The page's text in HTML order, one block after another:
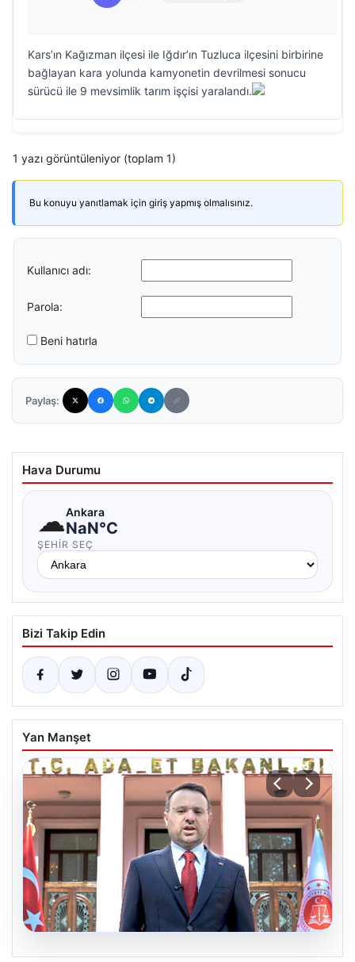
Kars’ın Kağızman ilçesi ile Iğdır’ın Tuzluca ilçesini birbirine
bağlayan kara yolunda kamyonetin devrilmesi sonucu
sürücü ile 9 mevsimlik tarım işçisi yaralandı.
1 yazı görüntüleniyor (toplam 1)
Bu konuyu yanıtlamak için giriş yapmış olmalısınız.
Kullanıcı adı:
Parola:
Beni hatırla
Paylaş:
Hava Durumu
☁Ankara
NaN°C
ŞEHIR SEÇ
Bizi Takip Edin
Yan Manşet
06.08.2026